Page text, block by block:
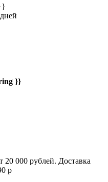
}}
20 000 рублей. Доставка
р